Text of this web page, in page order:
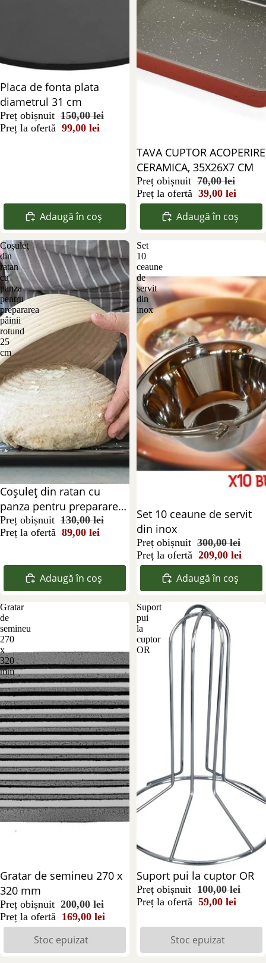
Reducere 34%
Placa de fonta plata
diametrul 31 cm
Preț obișnuit 150,00 lei
Preț la ofertă 99,00 lei
Adaugă în coș
Reducere 44%
TAVA CUPTOR ACOPERIRE
CERAMICA, 35X26X7 CM
Preț obișnuit 70,00 lei
Preț la ofertă 39,00 lei
Adaugă în coș
Coşuleţ
din
ratan
cu
panza
pentru
prepararea
pâinii
rotund
25
cm
Reducere 32%
Coşuleţ din ratan cu
panza pentru prepararea
pâinii rotund 25 cm
Preț obișnuit 130,00 lei
Preț la ofertă 89,00 lei
Adaugă în coș
Set
10
ceaune
de
servit
din
inox
Reducere 30%
Set 10 ceaune de servit
din inox
Preț obișnuit 300,00 lei
Preț la ofertă 209,00 lei
Adaugă în coș
Gratar
de
semineu
270
x
320
mm
Stoc epuizat
Gratar de semineu 270 x
320 mm
Preț obișnuit 200,00 lei
Preț la ofertă 169,00 lei
Stoc epuizat
Suport
pui
la
cuptor
OR
Stoc epuizat
Suport pui la cuptor OR
Preț obișnuit 100,00 lei
Preț la ofertă 59,00 lei
Stoc epuizat